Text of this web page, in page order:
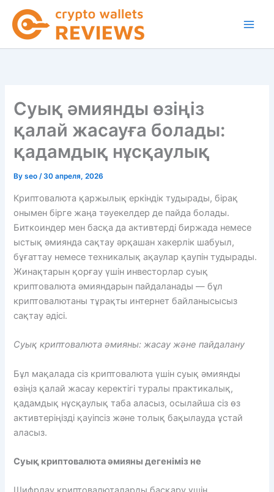
content
Суық әмиянды өзіңіз
қалай жасауға болады:
қадамдық нұсқаулық
Byseo/30 апреля, 2026
Криптовалюта қаржылық еркіндік тудырады, бірақ
онымен бірге жаңа тәуекелдер де пайда болады.
Биткоиндер мен басқа да активтерді биржада немесе
ыстық әмиянда сақтау әрқашан хакерлік шабуыл,
бұғаттау немесе техникалық ақаулар қаупін тудырады.
Жинақтарын қорғау үшін инвесторлар суық
криптовалюта әмияндарын пайдаланады — бұл
криптовалютаны тұрақты интернет байланысысыз
сақтау әдісі.
Суық криптовалюта әмияны: жасау және пайдалану
Бұл мақалада сіз криптовалюта үшін суық әмиянды
өзіңіз қалай жасау керектігі туралы практикалық,
қадамдық нұсқаулық таба аласыз, осылайша сіз өз
активтеріңізді қауіпсіз және толық бақылауда ұстай
аласыз.
Суық криптовалюта әмияны дегеніміз не